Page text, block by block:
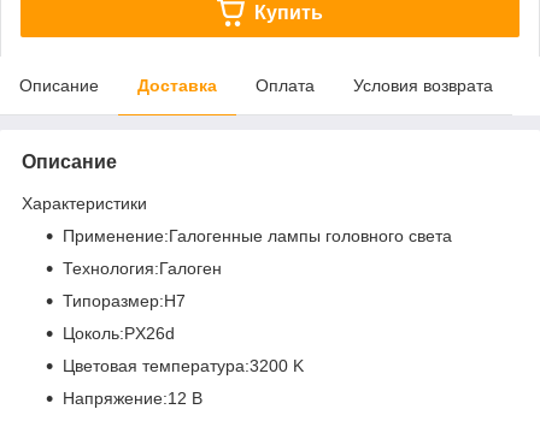
Купить
Описание Доставка Оплата Условия возврата
Описание
Характеристики
Применение:Галогенные лампы головного света
Технология:Галоген
Типоразмер:H7
Цоколь:PX26d
Цветовая температура:3200 K
Напряжение:12 В